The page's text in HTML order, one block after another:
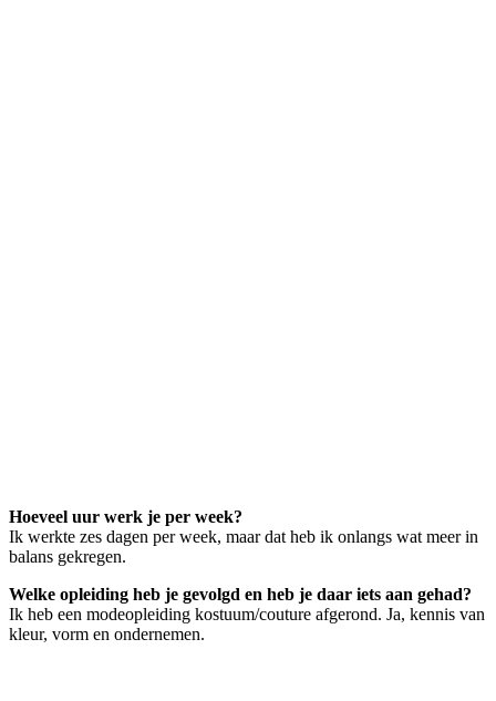
Hoeveel uur werk je per week?
Ik werkte zes dagen per week, maar dat heb ik onlangs wat meer in
balans gekregen.
Welke opleiding heb je gevolgd en heb je daar iets aan gehad?
Ik heb een modeopleiding kostuum/couture afgerond. Ja, kennis van
kleur, vorm en ondernemen.